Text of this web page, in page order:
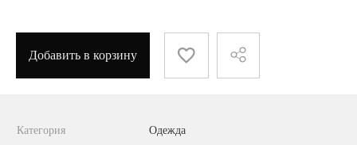
Добавить в корзину
Категория Одежда